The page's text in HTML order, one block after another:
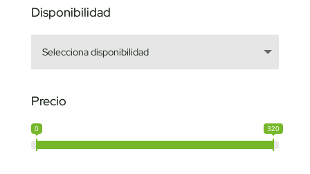
Disponibilidad
Precio
0 320